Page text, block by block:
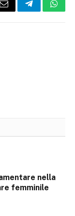
Email Telegram
nella
femminile